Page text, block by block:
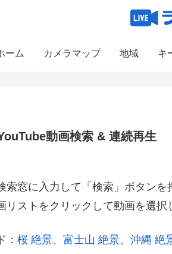
ーム カメラマップ 地域 キ
動画検索 & 連続再生
窓に入力して「検索」ボタンを
ストをクリックして動画を選択
： 桜 絶景、 富士山 絶景、 沖縄 絶